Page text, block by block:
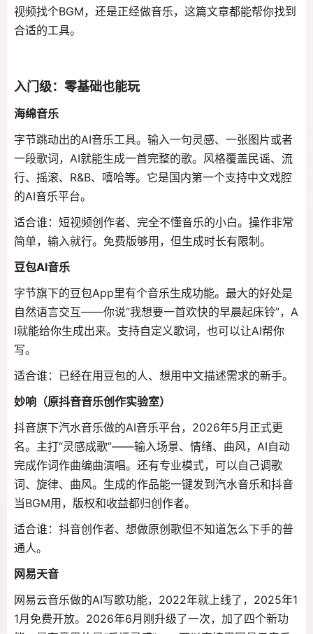
视频找个BGM，还是正经做音乐，这篇文章都能帮你找到
合适的工具。
入门级：零基础也能玩
海绵音乐
字节跳动出的AI音乐工具。输入一句灵感、一张图片或者
一段歌词，AI就能生成一首完整的歌。风格覆盖民谣、流
行、摇滚、R&B、嘻哈等。它是国内第一个支持中文戏腔
的AI音乐平台。
适合谁：短视频创作者、完全不懂音乐的小白。操作非常
简单，输入就行。免费版够用，但生成时长有限制。
豆包AI音乐
字节旗下的豆包App里有个音乐生成功能。最大的好处是
自然语言交互——你说“我想要一首欢快的早晨起床铃”，A
I就能给你生成出来。支持自定义歌词，也可以让AI帮你
写。
适合谁：已经在用豆包的人、想用中文描述需求的新手。
妙响（原抖音音乐创作实验室）
抖音旗下汽水音乐做的AI音乐平台，2026年5月正式更
名。主打“灵感成歌”——输入场景、情绪、曲风，AI自动
完成作词作曲编曲演唱。还有专业模式，可以自己调歌
词、旋律、曲风。生成的作品能一键发到汽水音乐和抖音
当BGM用，版权和收益都归创作者。
适合谁：抖音创作者、想做原创歌但不知道怎么下手的普
通人。
网易天音
网易云音乐做的AI写歌功能，2022年就上线了，2025年1
1月免费开放。2026年6月刚升级了一次，加了四个新功